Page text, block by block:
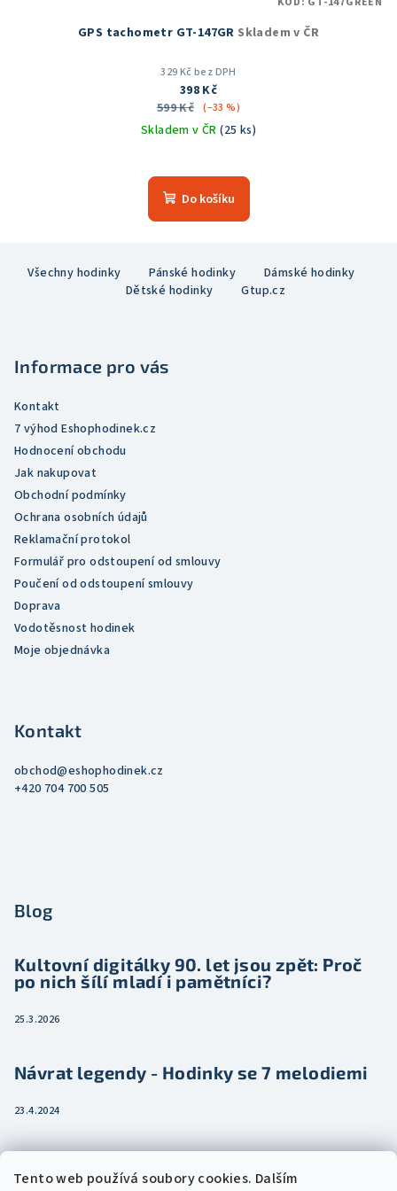
Tento web používá soubory cookies. Dalším
GPS tachometr GT-147GR Skladem v ČR
329 Kč bez DPH
398 Kč
599 Kč (–33 %)
Skladem v ČR(25 ks)
hodnocení
produktu
hvězdiček.
Do košíku
Všechny hodinky Pánské hodinky
Dámské hodinky
Dětské hodinky
Gtup.cz
Informace pro vás
Kontakt
7 výhod Eshophodinek.cz
Hodnocení obchodu
Jak nakupovat
Obchodní podmínky
Ochrana osobních údajů
Reklamační protokol
Formulář pro odstoupení od smlouvy
Poučení od odstoupení smlouvy
Doprava
Vodotěsnost hodinek
Moje objednávka
Kontakt
obchod@eshophodinek.cz
+420 704 700 505
Blog
Kultovní digitálky 90. let jsou zpět: Proč
po nich šílí mladí i pamětníci?
25.3.2026
Návrat legendy - Hodinky se 7 melodiemi
23.4.2024
jako dárek